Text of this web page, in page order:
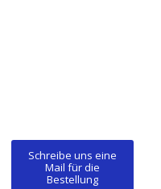
Schreibe uns eine
Mail für die
Bestellung